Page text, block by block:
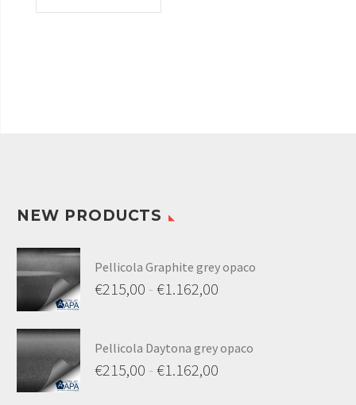
NEW PRODUCTS
Pellicola Graphite grey opaco
€215,00 - €1.162,00
Pellicola Daytona grey opaco
€215,00 - €1.162,00